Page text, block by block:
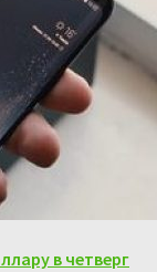
в четверг